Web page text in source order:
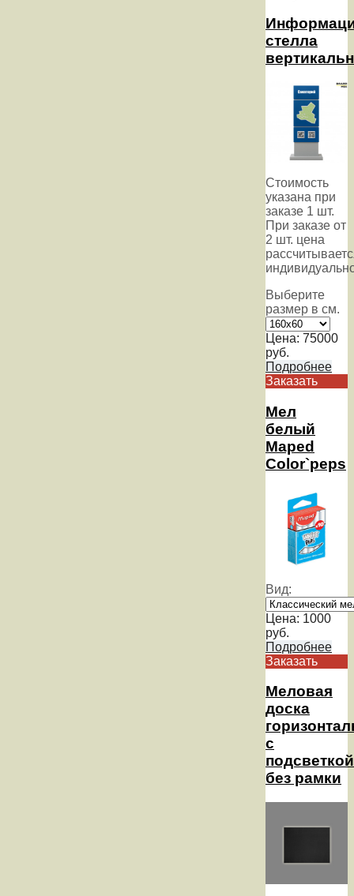
стелла
Стоимость
указана при
заказе 1 шт.
При заказе от
2 шт. цена
Выберите
размер в см.
Цена: 75000
руб.
Подробнее
Заказать
Мел
белый
Maped
Color`peps
Вид:
Цена: 1000
руб.
Подробнее
Заказать
Меловая
доска
с
подсветкой
без рамки